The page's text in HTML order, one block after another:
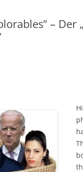
– Der